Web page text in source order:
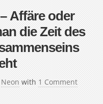
Affäre oder
die Zeit des
Neon with 1 Comment